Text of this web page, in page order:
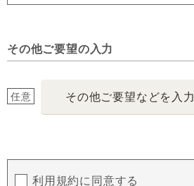
その他ご要望の入力
任意 その他ご要望などを入力
利用規約に同意する